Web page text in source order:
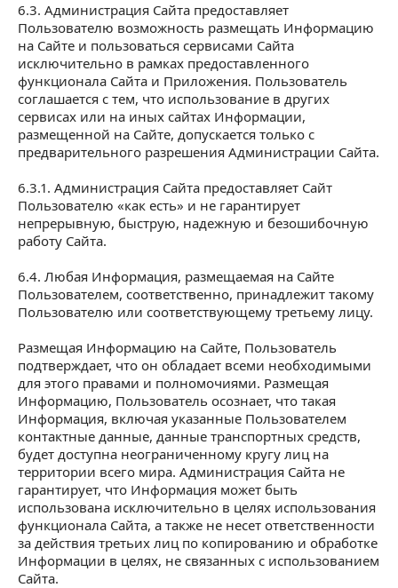
6.3. Администрация Сайта предоставляет
Пользователю возможность размещать Информацию
на Сайте и пользоваться сервисами Сайта
исключительно в рамках предоставленного
функционала Сайта и Приложения. Пользователь
соглашается с тем, что использование в других
сервисах или на иных сайтах Информации,
размещенной на Сайте, допускается только с
предварительного разрешения Администрации Сайта.
6.3.1. Администрация Сайта предоставляет Сайт
Пользователю «как есть» и не гарантирует
непрерывную, быструю, надежную и безошибочную
работу Сайта.
6.4. Любая Информация, размещаемая на Сайте
Пользователем, соответственно, принадлежит такому
Пользователю или соответствующему третьему лицу.
Размещая Информацию на Сайте, Пользователь
подтверждает, что он обладает всеми необходимыми
для этого правами и полномочиями. Размещая
Информацию, Пользователь осознает, что такая
Информация, включая указанные Пользователем
контактные данные, данные транспортных средств,
будет доступна неограниченному кругу лиц на
территории всего мира. Администрация Сайта не
гарантирует, что Информация может быть
использована исключительно в целях использования
функционала Сайта, а также не несет ответственности
за действия третьих лиц по копированию и обработке
Информации в целях, не связанных с использованием
Сайта.